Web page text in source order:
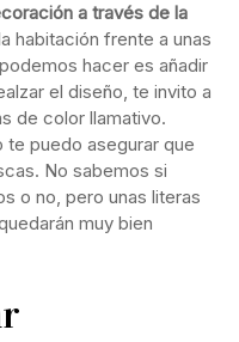
a través de la
habitación frente a unas
hacer es añadir
el diseño, te invito a
de color llamativo.
te puedo asegurar que
No sabemos si
o no, pero unas literas
muy bien